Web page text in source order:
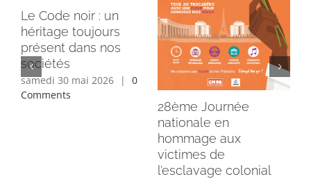
Le Code noir : un
héritage toujours
présent dans nos
sociétés
samedi 30 mai 2026 |
0
Comments
28ème Journée
nationale en
hommage aux
victimes de
l’esclavage colonial